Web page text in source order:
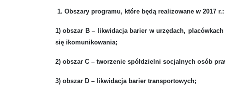
1. Obszary programu, które będą realizowane w 2017 r.:
1) obszar B – likwidacja barier w urzędach,
się ikomunikowania;
2) obszar C – tworzenie spółdzielni socjalnych osób
3) obszar D – likwidacja barier transportowych;